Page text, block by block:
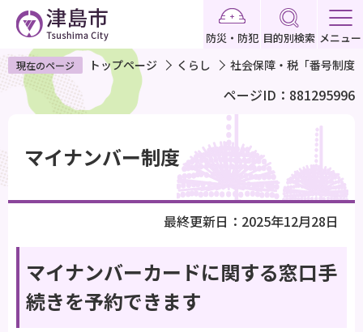
ペ
ー
頭
で
す
防災・防犯 目的別検索 メニュー
現在のページ トップページ くらし 社会保障・税「番号制度
ページID：881295996
マイナンバー制度
最終更新日：2025年12月28日
マイナンバーカードに関する窓口手
続きを予約できます